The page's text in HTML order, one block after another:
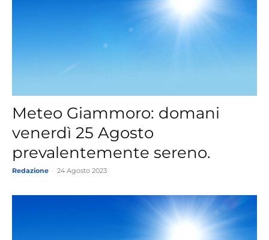
Meteo Giammoro: domani
venerdì 25 Agosto
prevalentemente sereno.
Redazione 24 Agosto 2023